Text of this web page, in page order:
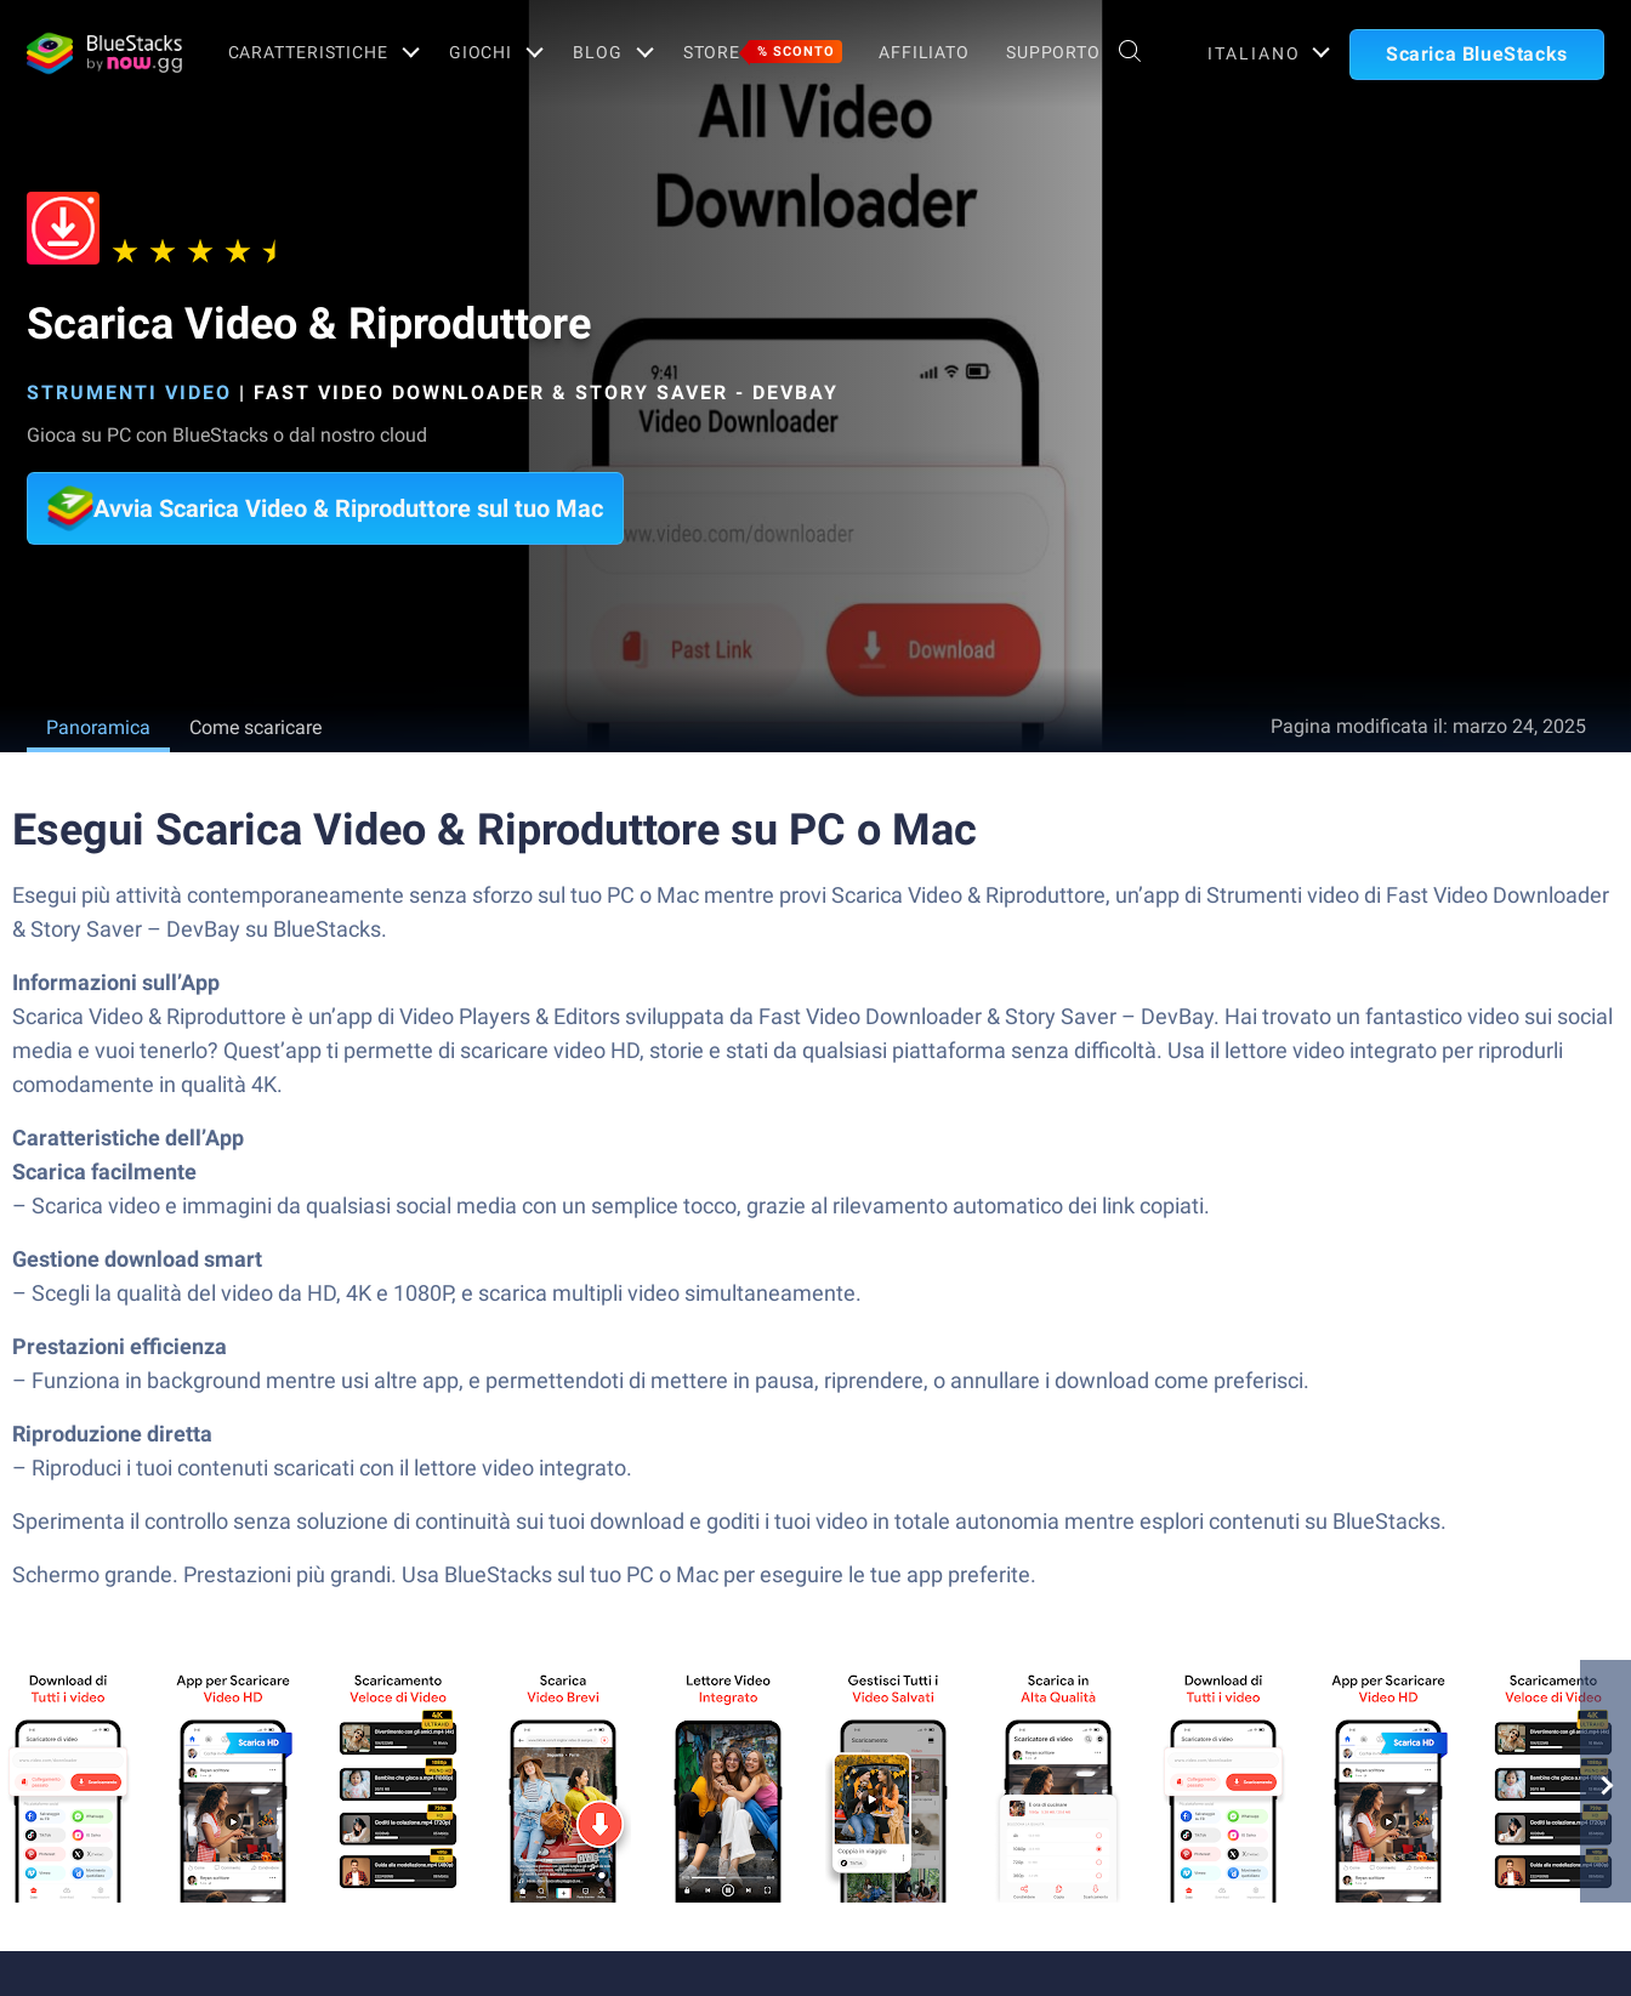
CARATTERISTICHE GIOCHI BLOG STORE % SCONTO AFFILIATO SUPPORTO ITALIANO Scarica BlueStacks
Scarica Video & Riproduttore
STRUMENTI VIDEO | FAST VIDEO DOWNLOADER & STORY SAVER - DEVBAY
Gioca su PC con BlueStacks o dal nostro cloud
Avvia Scarica Video & Riproduttore sul tuo Mac
Panoramica Come scaricare Pagina modificata il: marzo 24, 2025
Esegui Scarica Video & Riproduttore su PC o Mac
Esegui più attività contemporaneamente senza sforzo sul tuo PC o Mac mentre provi Scarica Video & Riproduttore, un’app di Strumenti video di Fast Video Downloader
& Story Saver – DevBay su BlueStacks.
Informazioni sull’App
Scarica Video & Riproduttore è un’app di Video Players & Editors sviluppata da Fast Video Downloader & Story Saver – DevBay. Hai trovato un fantastico video sui social
media e vuoi tenerlo? Quest’app ti permette di scaricare video HD, storie e stati da qualsiasi piattaforma senza difficoltà. Usa il lettore video integrato per riprodurli
comodamente in qualità 4K.
Caratteristiche dell’App
Scarica facilmente
– Scarica video e immagini da qualsiasi social media con un semplice tocco, grazie al rilevamento automatico dei link copiati.
Gestione download smart
– Scegli la qualità del video da HD, 4K e 1080P, e scarica multipli video simultaneamente.
Prestazioni efficienza
– Funziona in background mentre usi altre app, e permettendoti di mettere in pausa, riprendere, o annullare i download come preferisci.
Riproduzione diretta
– Riproduci i tuoi contenuti scaricati con il lettore video integrato.
Sperimenta il controllo senza soluzione di continuità sui tuoi download e goditi i tuoi video in totale autonomia mentre esplori contenuti su BlueStacks.
Schermo grande. Prestazioni più grandi. Usa BlueStacks sul tuo PC o Mac per eseguire le tue app preferite.